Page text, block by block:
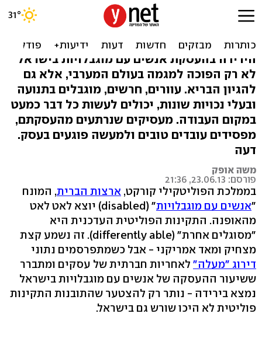
לא מעסיקים בעלי
מוגבלויות? המוגבלות אצלכם
הירידה בהעסקת אנשים עם מוגבלויות בישראל
לא רק הפוכה למגמה בעולם המערבי, אלא גם
להגיון הבריא. עוורים, חרשים, מוגבלים בתנועה
ובעלי נכויות שונות, יכולים לעשות כל דבר כמעט
במקום העבודה. מעסיקים שנרתעים מהעסקתם,
מפסידים עובדים טובים ולמעשה פוגעים בעסק.
דעה
משה אופק
פורסם: 23.06.13, 21:36
בממלכת הפוליטקילי קורקט, ארצות הברית, המונח
"אנשים עם מוגבלויות
" (disabled) יוצא לאט לאט
מהאופנה. התקינות הפוליטית העדכנית היא
"מסוגלים אחרת" (differently able). זה נשמע קצת
מצחיק ומאד אמריקני - אבל כשמתפרסמים נתוני
דירוג "מעלה" לאחריות חברתית של עסקים ומתברר
ששיעור ההעסקה של אנשים עם מוגבלויות בישראל
נמצא בירידה - נותר רק להצטער שהתובנות התקינות
פוליטית לא היכו שורש גם בישראל.